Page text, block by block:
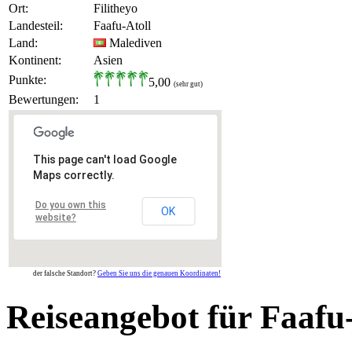
Ort:
Filitheyo
Landesteil:
Faafu-Atoll
Land:
Malediven
Kontinent:
Asien
Punkte:
5,00 (sehr gut)
Bewertungen: 1
This page can't load Google
Maps correctly.
Do you own this
website?
OK
der falsche Standort? Geben Sie uns die genauen Koordinaten!
Reiseangebot für